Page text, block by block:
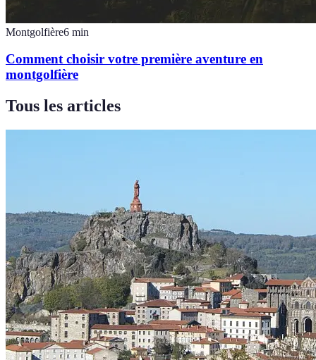
Montgolfière6 min
Comment choisir votre première aventure en
montgolfière
Tous les articles